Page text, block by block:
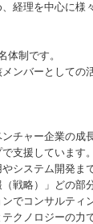
経理を中心に様
体制です。
ンバーとしての
ンチャー企業の
支援しています。
システム開発ま
戦略）」どの部
でコンサルティ
クノロジーの